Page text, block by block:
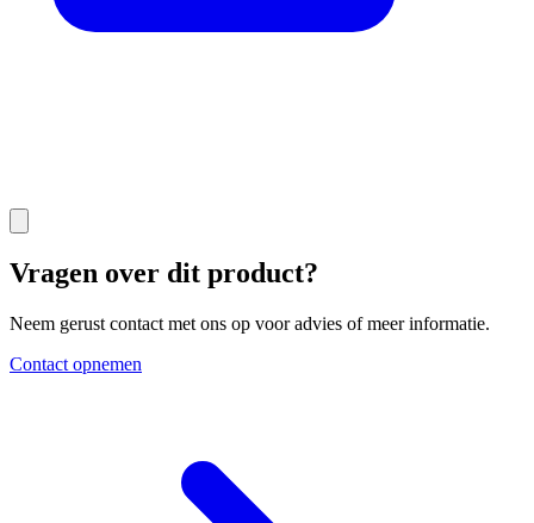
Vragen over dit product?
Neem gerust contact met ons op voor advies of meer informatie.
Contact opnemen